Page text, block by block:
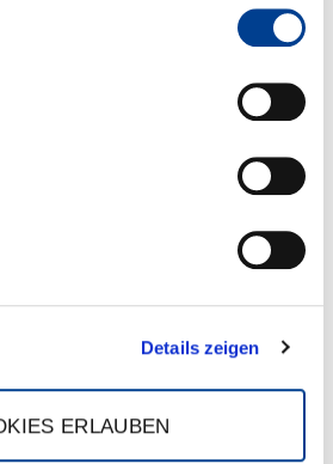
Details zeigen
ERLAUBEN
Zwiebelblumen, genannt "Geo...